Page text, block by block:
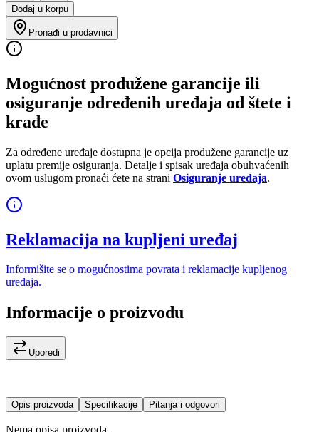
Dodaj u korpu
Pronađi u prodavnici
Mogućnost produžene garancije ili
osiguranje određenih uređaja od štete i
krađe
Za određene uređaje dostupna je opcija produžene garancije uz
uplatu premije osiguranja. Detalje i spisak uređaja obuhvaćenih
ovom uslugom pronaći ćete na strani Osiguranje uređaja.
Reklamacija na kupljeni uređaj
Informišite se o mogućnostima povrata i reklamacije kupljenog
uređaja.
Informacije o proizvodu
Uporedi
Opis proizvoda Specifikacije Pitanja i odgovori